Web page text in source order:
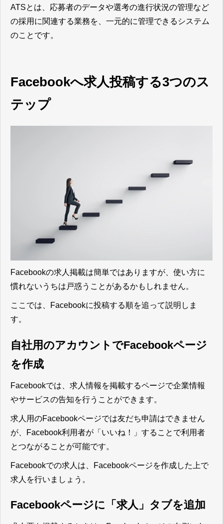
ATSとは、応募者のデータや選考の進行状況の管理など
の採用に関連する業務を、一元的に管理できるシステム
のことです。
Facebookへ求人投稿する3つのス
テップ
Facebookの求人掲載は簡単ではありますが、使い方に
慣れないうちは戸惑うことがあるかもしれません。
ここでは、Facebookに投稿する順を追って説明しま
す。
自社用のアカウントでFacebookページ
を作成
Facebookでは、求人情報を掲載するページで企業情報
やサービスの告知を行うことができます。
求人用のFacebookページでは友だち申請はできません
が、Facebook利用者が「いいね！」することで利用者
とつながることが可能です。
Facebookでの求人は、Facebookページを作成した上で
求人を行いましょう。
Facebookページに「求人」タブを追加